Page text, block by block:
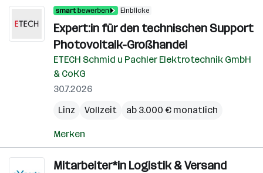
Einblicke
Expert:in für den technischen Support
Photovoltaik-Großhandel
ETECH Schmid u Pachler Elektrotechnik GmbH
& CoKG
30.7.2026
Linz
Vollzeit ab 3.000 € monatlich
Merken
Mitarbeiter*in Logistik & Versand